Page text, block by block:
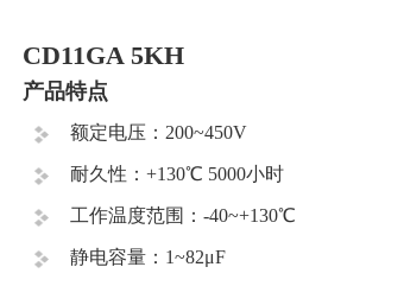
CD11GA 5KH
产品特点
额定电压：200~450V
耐久性：+130℃ 5000小时
工作温度范围：-40~+130℃
静电容量：1~82μF